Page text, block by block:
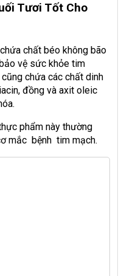
Tươi Tốt Cho
chất béo không bão
vệ sức khỏe tim
chứa các chất dinh
đồng và axit oleic
phẩm này thường
mắc bệnh tim mạch.